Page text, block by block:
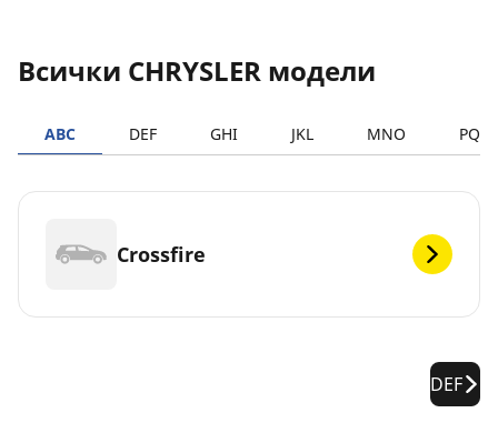
Всички CHRYSLER модели
ABC DEF GHI JKL MNO PQRS
Crossfire
DEF